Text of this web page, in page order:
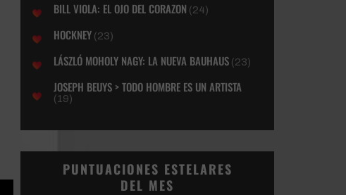
BILL VIOLA: EL OJO DEL CORAZON (24)
HOCKNEY (23)
LÁSZLÓ MOHOLY NAGY: LA NUEVA BAUHAUS (23)
JOSEPH BEUYS > TODO HOMBRE ES UN ARTISTA
(19)
PUNTUACIONES ESTELARES
DEL MES